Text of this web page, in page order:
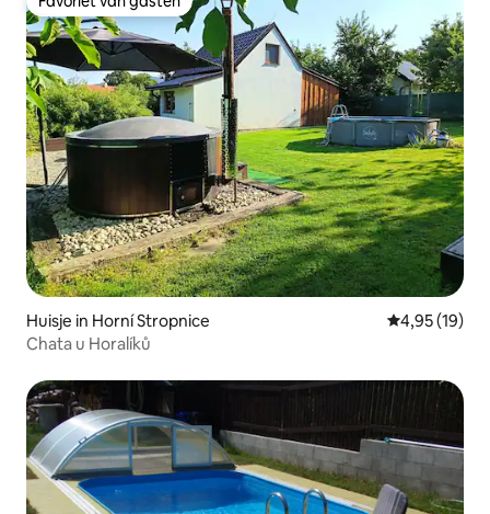
Favoriet van gasten
Huisje in Horní Stropnice Gemiddelde
4,95 (19)
Chata u Horalíků